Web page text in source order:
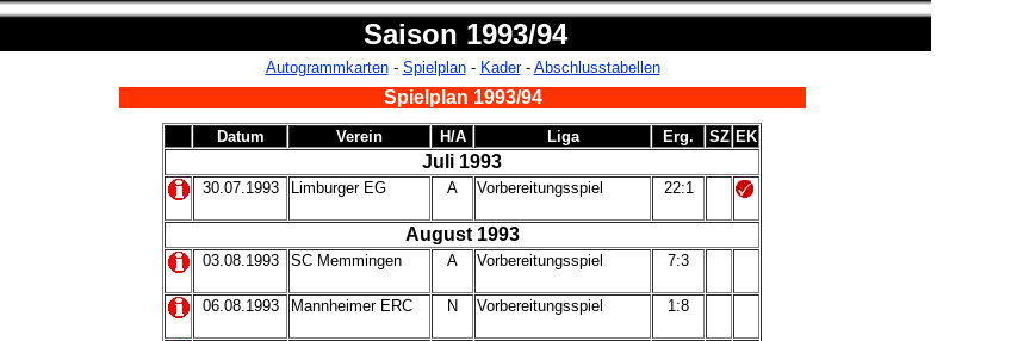
Saison 1993/94
Autogrammkarten- Spielplan- Kader- Abschlusstabellen
Spielplan 1993/94
Datum Verein H/A Liga Erg. SZ EK
Juli 1993
30.07.1993 Limburger EG A Vorbereitungsspiel 22:1
August 1993
03.08.1993 SC Memmingen A Vorbereitungsspiel 7:3
06.08.1993 Mannheimer ERC N Vorbereitungsspiel 1:8